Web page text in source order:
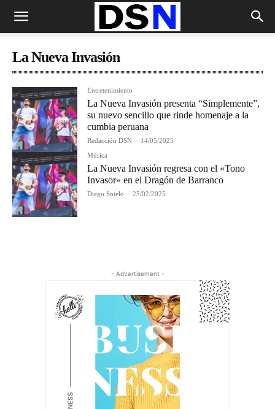
La Nueva Invasión
Entretenimiento
La Nueva Invasión presenta “Simplemente”,
su nuevo sencillo que rinde homenaje a la
cumbia peruana
Redacción DSN - 14/05/2025
Música
La Nueva Invasión regresa con el «Tono
Invasor» en el Dragón de Barranco
Diego Sotelo - 25/02/2025
- Advertisement -